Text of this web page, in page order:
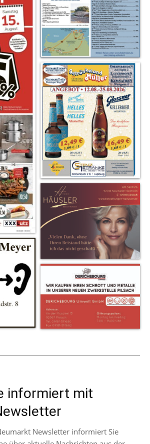
informiert mit
Newsletter informiert Sie